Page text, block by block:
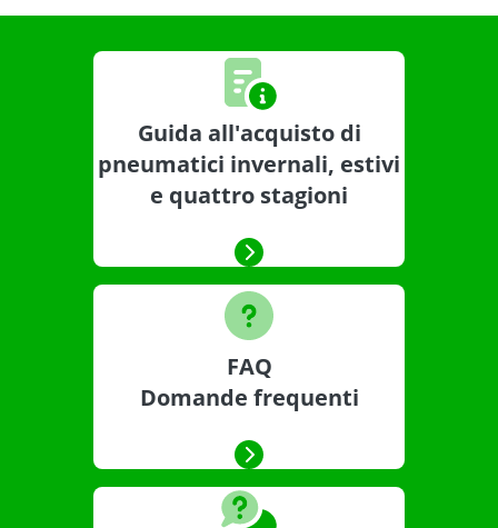
Guida all'acquisto di
pneumatici invernali, estivi
e quattro stagioni
FAQ
Domande frequenti